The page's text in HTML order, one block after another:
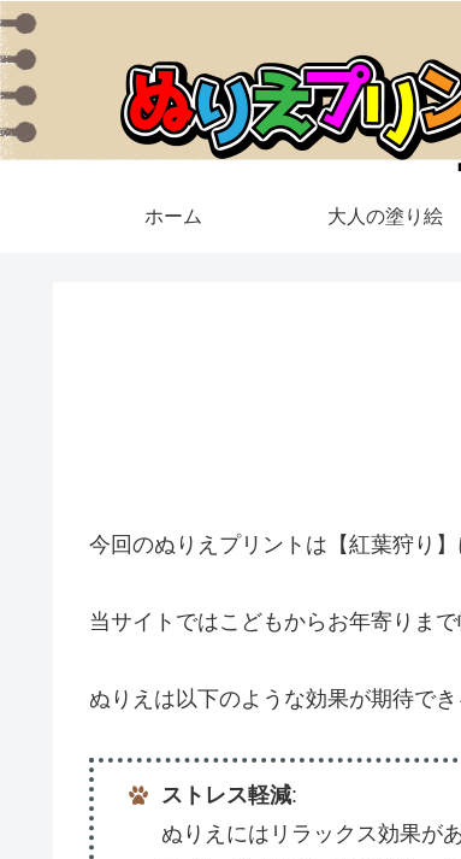
ホーム 大人の塗り絵
今回のぬりえプリントは【紅葉狩り】
当サイトではこどもからお年寄りま
ぬりえは以下のような効果が期待でき
ストレス軽減:
ぬりえにはリラックス効果が